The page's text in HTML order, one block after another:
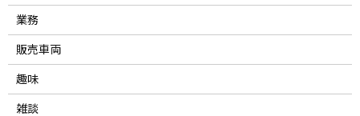
業務
販売車両
趣味
雑談